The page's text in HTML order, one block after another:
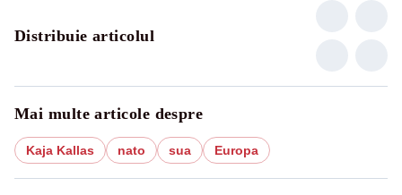
Distribuie articolul
Mai multe articole despre
Kaja Kallas nato sua Europa